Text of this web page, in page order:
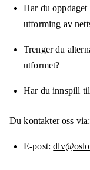
Har du
utforming av
Trenger du
utformet?
Har du innspill
Du kontakter oss via:
E-post